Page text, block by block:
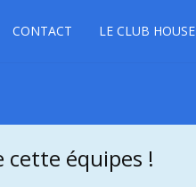
CONTACT LE CLUB HOUSE
équipes !